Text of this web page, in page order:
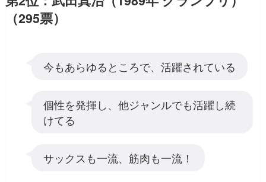
（295票）
今もあらゆるところで、活躍されている
個性を発揮し、他ジャンルでも活躍し続
けてる
サックスも一流、筋肉も一流！